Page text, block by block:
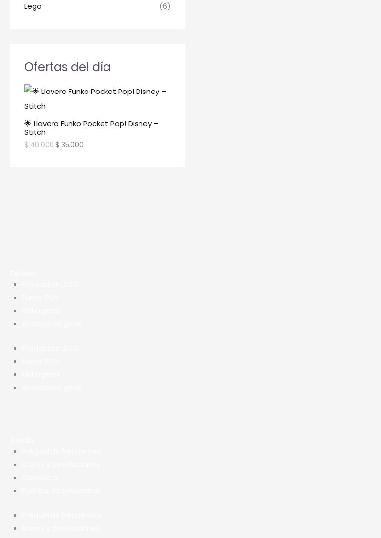
Lego
(6)
Ofertas del día
🌟 Llavero Funko Pocket Pop! Disney –
Stitch
$40.000 $ 35.000